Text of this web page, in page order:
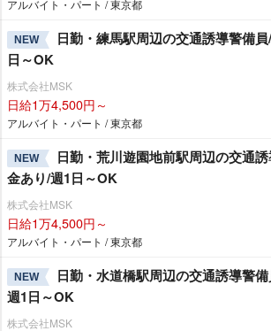
アルバイト・パート / 東京都
NEW
日勤・練馬駅周辺の交通誘導警備
日～OK
株式会社MSK
日給1万4,500円～
アルバイト・パート / 東京都
NEW
日勤・荒川遊園地前駅周辺の交通
金あり/週1日～OK
株式会社MSK
日給1万4,500円～
アルバイト・パート / 東京都
NEW
日勤・水道橋駅周辺の交通誘導警
週1日～OK
株式会社MSK